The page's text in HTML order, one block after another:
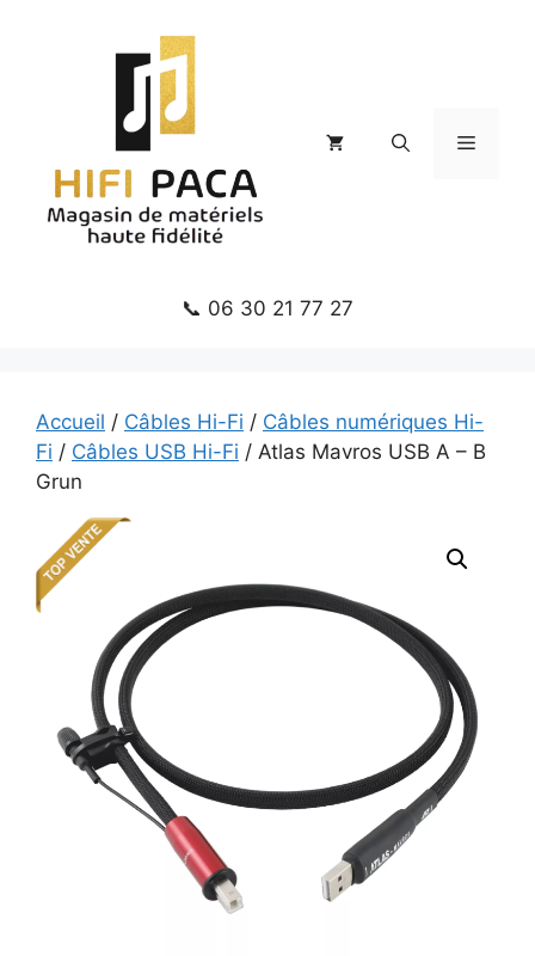
Menu
📞 06 30 21 77 27
Accueil / Câbles Hi-Fi / Câbles numériques Hi-
Fi / Câbles USB Hi-Fi / Atlas Mavros USB A – B
Grun